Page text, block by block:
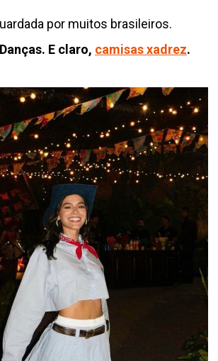
por muitos brasileiros.
E claro, camisas xadrez.